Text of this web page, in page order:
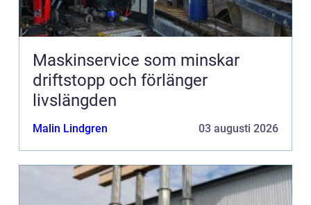
Maskinservice som minskar
driftstopp och förlänger
livslängden
Malin Lindgren 03 augusti 2026